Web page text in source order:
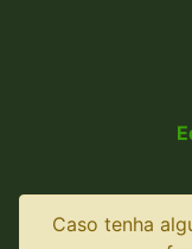
Caso tenha